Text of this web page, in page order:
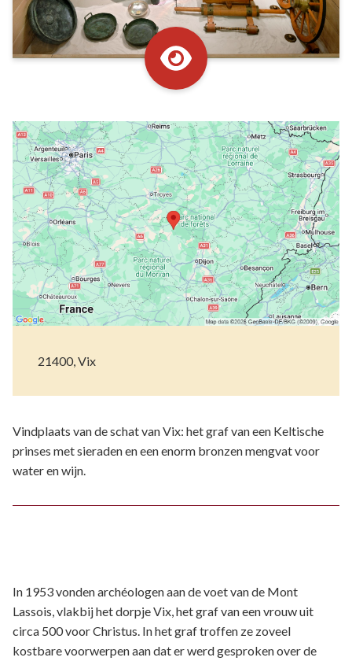
21400, Vix
Vindplaats van de schat van Vix: het graf van een Keltische
prinses met sieraden en een enorm bronzen mengvat voor
water en wijn.
In 1953 vonden archéologen aan de voet van de Mont
Lassois, vlakbij het dorpje Vix, het graf van een vrouw uit
circa 500 voor Christus. In het graf troffen ze zoveel
kostbare voorwerpen aan dat er werd gesproken over de